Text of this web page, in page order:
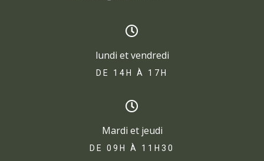
lundi et vendredi
DE 14H À 17H​
Mardi et jeudi
DE 09H À 11H30